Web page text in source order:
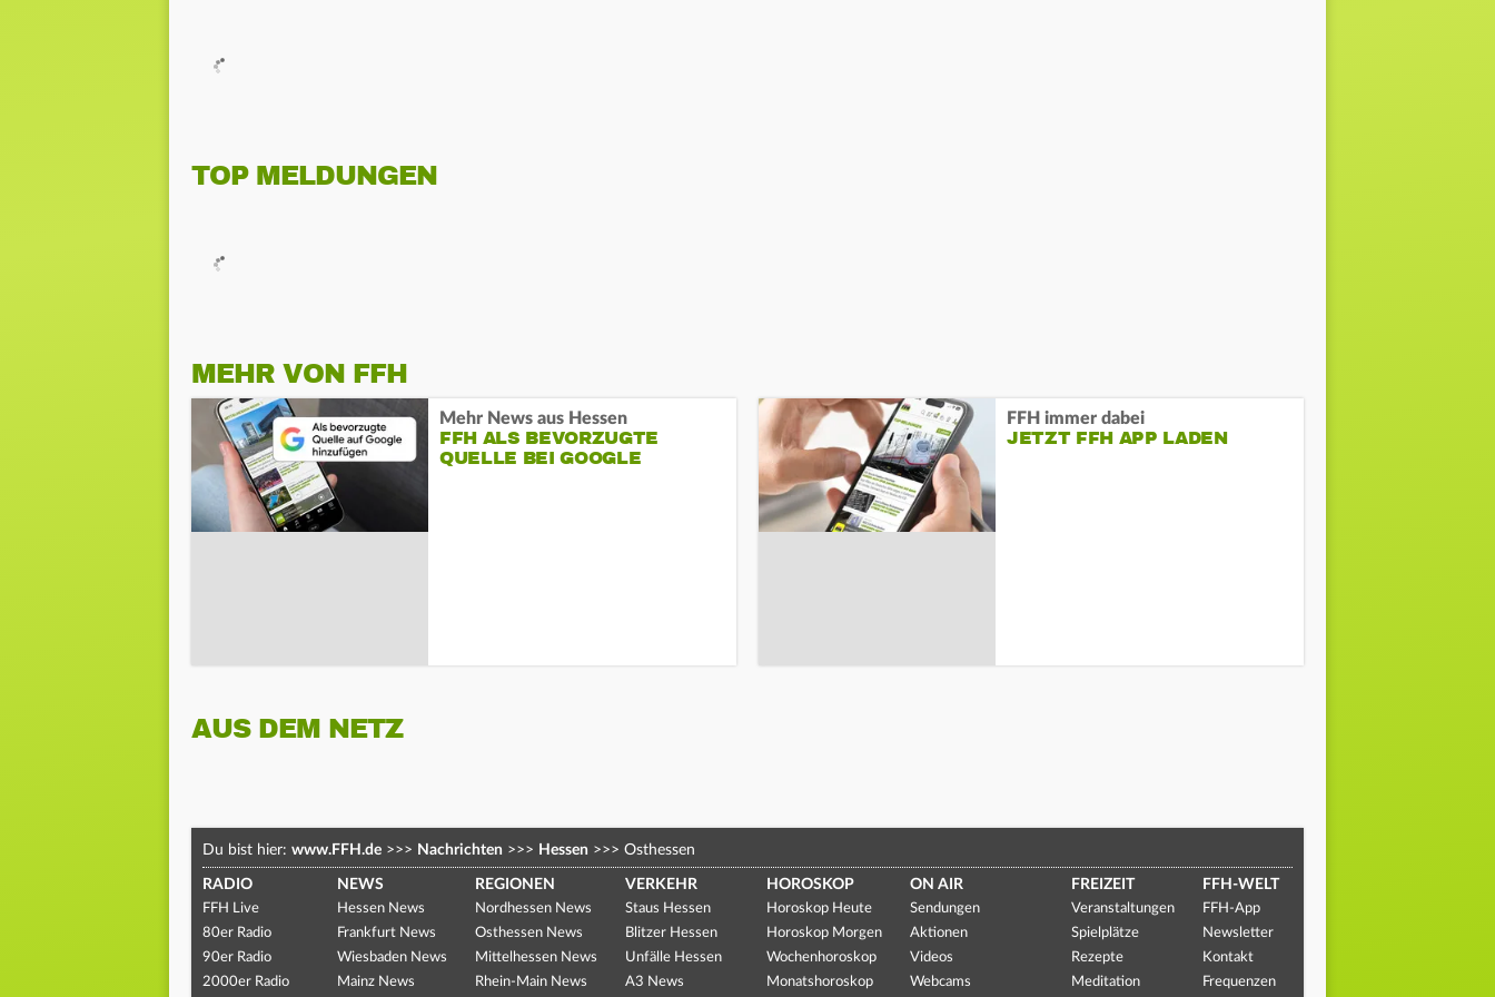
TOP MELDUNGEN
MEHR VON FFH
Mehr News aus Hessen
FFH ALS BEVORZUGTE
QUELLE BEI GOOGLE
FFH immer dabei
JETZT FFH APP LADEN
AUS DEM NETZ
Du bist hier: www.FFH.de >>> Nachrichten >>> Hessen >>> Osthessen
RADIO
FFH Live
80er Radio
90er Radio
2000er Radio
NEWS
Hessen News
Frankfurt News
Wiesbaden News
Mainz News
REGIONEN
Nordhessen News
Osthessen News
Mittelhessen News
Rhein-Main News
VERKEHR
Staus Hessen
Blitzer Hessen
Unfälle Hessen
A3 News
HOROSKOP
Horoskop Heute
Horoskop Morgen
Wochenhoroskop
Monatshoroskop
ON AIR
Sendungen
Aktionen
Videos
Webcams
FREIZEIT
Veranstaltungen
Spielplätze
Rezepte
Meditation
FFH-WELT
FFH-App
Newsletter
Kontakt
Frequenzen